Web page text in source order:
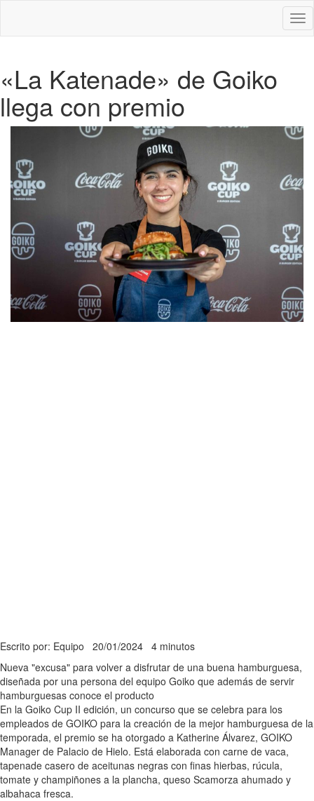
«La Katenade» de Goiko
llega con premio
Escrito por: Equipo 20/01/2024 4 minutos
Nueva "excusa" para volver a disfrutar de una buena hamburguesa,
diseñada por una persona del equipo Goiko que además de servir
hamburguesas conoce el producto
En la Goiko Cup II edición, un concurso que se celebra para los
empleados de GOIKO para la creación de la mejor hamburguesa de la
temporada, el premio se ha otorgado a Katherine Álvarez, GOIKO
Manager de Palacio de Hielo. Está elaborada con carne de vaca,
tapenade casero de aceitunas negras con finas hierbas, rúcula,
tomate y champiñones a la plancha, queso Scamorza ahumado y
albahaca fresca.